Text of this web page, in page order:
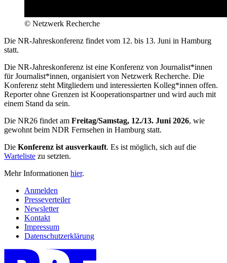
© Netzwerk Recherche
Die NR-Jahreskonferenz findet vom 12. bis 13. Juni in Hamburg
statt.
Die NR-​​​Jahreskonferenz ist eine Konferenz von Journalist*innen
für Journalist*innen, organisiert von Netzwerk Recherche. Die
Konferenz steht Mitgliedern und interessierten Kolleg*innen offen.
Reporter ohne Grenzen ist Kooperationspartner und wird auch mit
einem Stand da sein.
Die NR26 findet am Freitag/Samstag, 12./13. Juni 2026, wie
gewohnt beim NDR Fernsehen in Hamburg statt.
Die Konferenz ist ausverkauft. Es ist möglich, sich auf die
Warteliste zu setzten.
Mehr Informationen hier.
Anmelden
Presseverteiler
Newsletter
Kontakt
Impressum
Datenschutzerklärung